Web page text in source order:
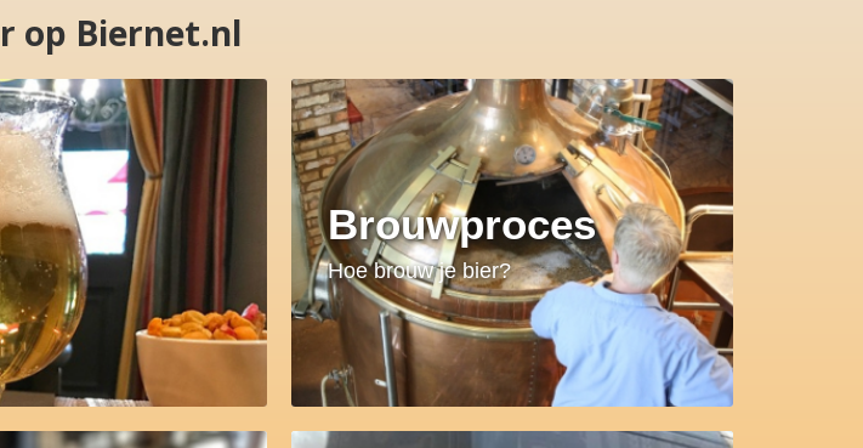
op Biernet.nl
Brouwproces
Hoe brouw je bier?